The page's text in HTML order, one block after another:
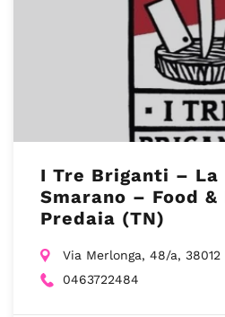
I Tre Briganti – La
Smarano – Food
Predaia (TN)
Via Merlonga, 48/a, 38012
0463722484